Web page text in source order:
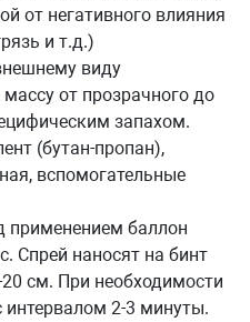
от негативного влияния
и т.д.)
виду
от прозрачного до
запахом.
(бутан-пропан),
вспомогательные
применением баллон
Спрей наносят на бинт
20 см. При необходимости
интервалом 2-3 минуты.